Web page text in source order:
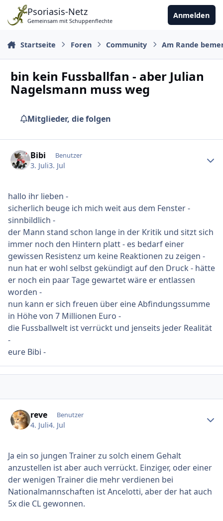
Zu Inhalt springen
Psoriasis-Netz
Gemeinsam mit Schuppenflechte
Anmelden
Startseite Foren Community Am Rande
bin kein Fussballfan - aber Julian
Nagelsmann muss weg
Mitglieder, die folgen
Bibi Benutzer
3. Juli3. Jul
hallo ihr lieben -
sicherlich beuge ich mich weit aus dem Fenster -
sinnbildlich -
der Mann stand schon lange in der Kritik und sitzt sich
immer noch den Hintern platt - es bedarf einer
gewissen Resistenz um keine Reaktionen zu zeigen -
nun hat er wohl selbst gekündigt auf den Druck - hätte
er noch ein paar Tage gewartet wäre er entlassen
worden -
nun kann er sich freuen über eine Abfindungssumme
in Höhe von 7 Millionen Euro -
die Fussballwelt ist verrückt und jenseits jeder Realität
-
eure Bibi -
reve Benutzer
4. Juli4. Jul
Ja ein so jungen Trainer zu solch einem Gehalt
anzustellen ist aber auch verrückt. Einziger, oder einer
der wenigen Trainer die mehr verdienen bei
Nationalmannschaften ist Ancelotti, aber der hat auch
5x die CL gewonnen.